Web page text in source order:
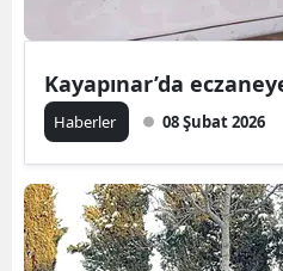
Kayapınar’da
Haberler 08 Şubat 2026